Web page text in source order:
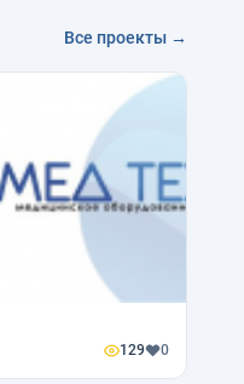
Все проекты →
129 0